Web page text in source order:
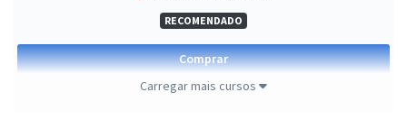
RECOMENDADO
Comprar
Carregar mais cursos